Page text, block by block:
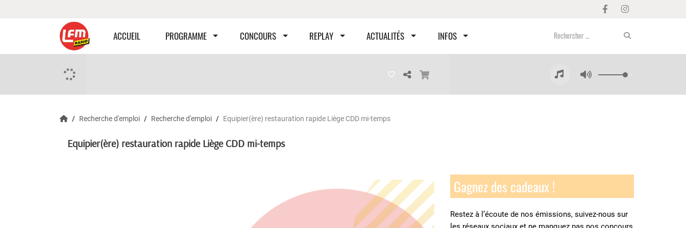
ACCUEIL PROGRAMME CONCOURS REPLAY ACTUALITÉS INFOS
Recherche d'emploi Recherche d'emploi Equipier(ère) restauration rapide Liège CDD mi-temps
Equipier(ère) restauration rapide Liège CDD mi-temps
Gagnez des cadeaux !
Restez à l’écoute de nos émissions, suivez-nous sur